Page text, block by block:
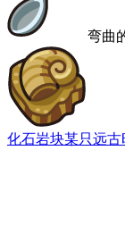
弯曲
化石岩块某只远古